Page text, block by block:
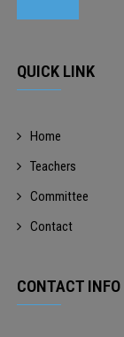
QUICK LINK
Home
Teachers
Committee
Contact
CONTACT INFO